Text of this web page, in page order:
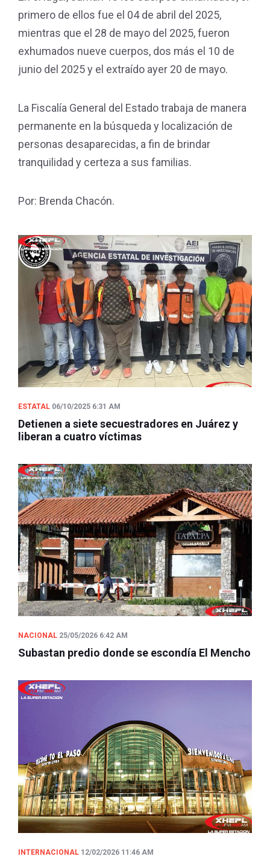
primero de ellos fue el 04 de abril del 2025,
mientras que el 28 de mayo del 2025, fueron
exhumados nueve cuerpos, dos más el 10 de
junio del 2025 y el extraído ayer 20 de mayo.
La Fiscalía General del Estado trabaja de manera
permanente en la búsqueda y localización de
personas desaparecidas, a fin de brindar
tranquilidad y certeza a sus familias.
Por: Brenda Chacón.
ESTATAL 06/10/2025 6:31 AM
Detienen a siete secuestradores en Juárez y
liberan a cuatro víctimas
NACIONAL 25/05/2026 6:42 AM
Subastan predio donde se escondía El Mencho
INTERNACIONAL 12/02/2026 11:46 AM